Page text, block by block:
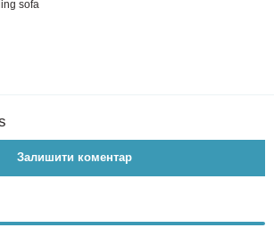
sofa
Залишити коментар